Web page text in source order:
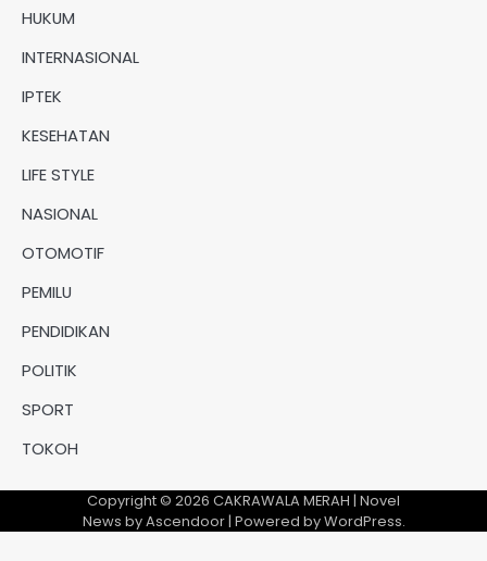
HUKUM
INTERNASIONAL
IPTEK
KESEHATAN
LIFE STYLE
NASIONAL
OTOMOTIF
PEMILU
PENDIDIKAN
POLITIK
SPORT
TOKOH
Copyright © 2026 CAKRAWALA MERAH | Novel
News byAscendoor| Powered byWordPress.